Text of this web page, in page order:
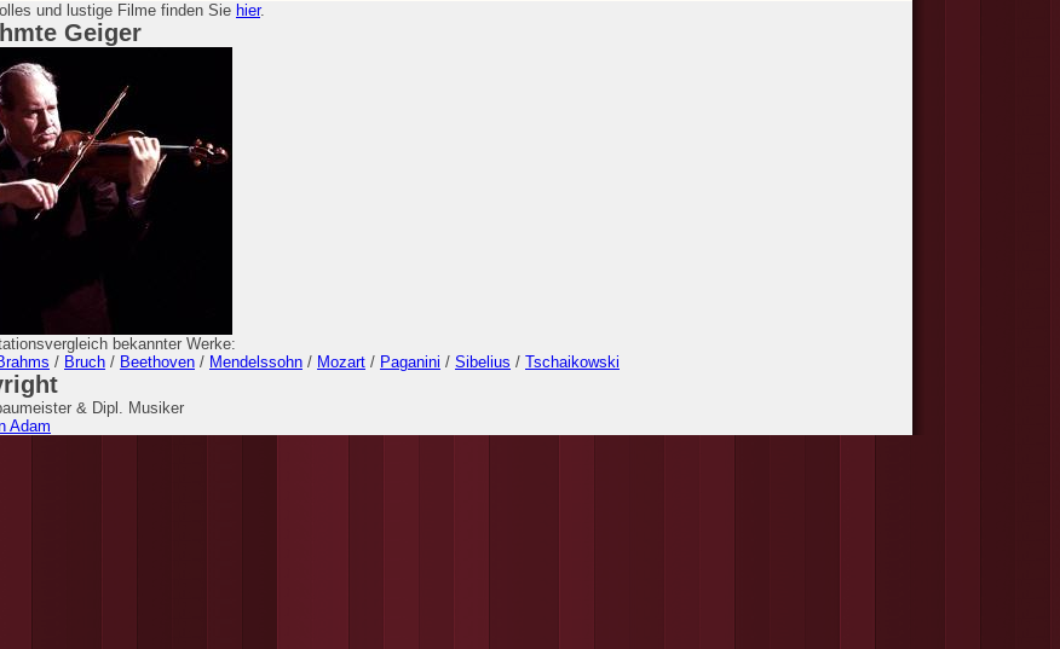
und lustige Filme finden Sie hier.
Geiger
bekannter Werke:
/ Bruch / Beethoven / Mendelssohn / Mozart / Paganini / Sibelius / Tschaikowski
& Dipl. Musiker
Adam